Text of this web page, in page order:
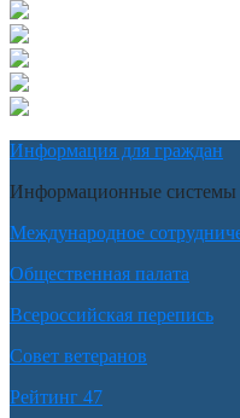
Информация для граждан
Информационные системы
Международное
Общественная палата
Всероссийская перепись
Совет ветеранов
Рейтинг 47